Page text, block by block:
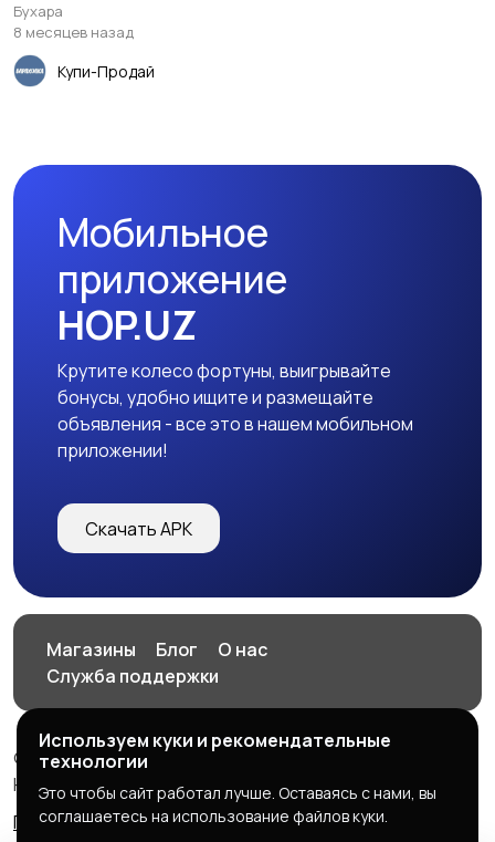
Бухара
8 месяцев назад
Купи-Продай
Мобильное
приложение
HOP.UZ
Крутите колесо фортуны, выигрывайте
бонусы, удобно ищите и размещайте
объявления - все это в нашем мобильном
приложении!
Скачать APK
Магазины Блог
О нас
Служба поддержки
© 2026 HOP.UZ
HOP.UZ
Правила сервиса
Политика конфиденциальности
Используем куки и рекомендательные
технологии
Это чтобы сайт работал лучше. Оставаясь с нами, вы
соглашаетесь на использование файлов куки.